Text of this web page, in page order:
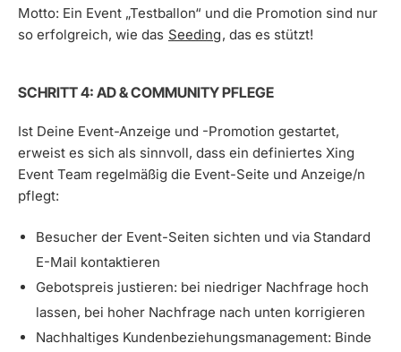
Motto: Ein Event „Testballon“ und die Promotion sind nur
so erfolgreich, wie das Seeding, das es stützt!
SCHRITT 4: AD & COMMUNITY PFLEGE
Ist Deine Event-Anzeige und -Promotion gestartet,
erweist es sich als sinnvoll, dass ein definiertes Xing
Event Team regelmäßig die Event-Seite und Anzeige/n
pflegt:
Besucher der Event-Seiten sichten und via Standard
E-Mail kontaktieren
Gebotspreis justieren: bei niedriger Nachfrage hoch
lassen, bei hoher Nachfrage nach unten korrigieren
Nachhaltiges Kundenbeziehungsmanagement: Binde